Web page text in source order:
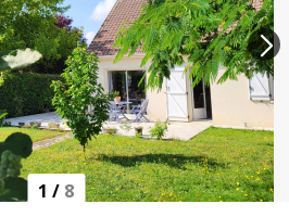
1 / 8